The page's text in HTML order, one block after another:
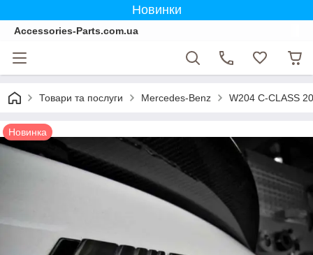
Новинки
Accessories-Parts.com.ua
Товари та послуги Mercedes-Benz W204 C-CLASS
Новинка